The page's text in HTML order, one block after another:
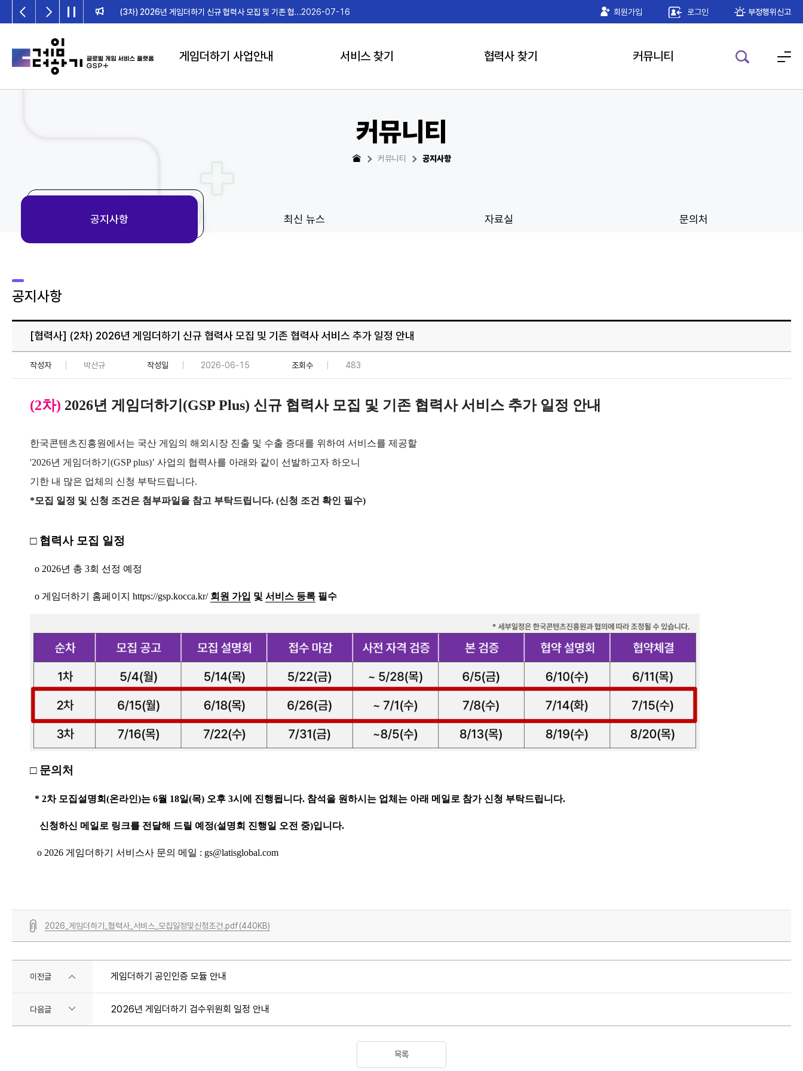
2026년 게임더하기 검수위원회 일정 안내 2026-07-15 게임더하기 공인인증 모듈 안내 2026-05-22
회원가입 로그인 부정행위신고
게임더하기 사업안내 서비스 찾기 협력사 찾기 커뮤니티
커뮤니티
커뮤니티 공지사항
공지사항 최신 뉴스 자료실 문의처
공지사항
[협력사] (2차) 2026년 게임더하기 신규 협력사 모집 및 기존 협력사 서비스 추가 일정 안내
작성자 박선규 작성일 2026-06-15 조회수 483
(2차) 2026년 게임더하기(GSP Plus) 신규 협력사 모집 및 기존 협력사 서비스 추가 일정 안내
한국콘텐츠진흥원에서는 국산 게임의 해외시장 진출 및 수출 증대를 위하여 서비스를 제공할
'2026년 게임더하기(GSP plus)’ 사업의 협력사를 아래와 같이 선발하고자 하오니
기한 내 많은 업체의 신청 부탁드립니다.
*모집 일정 및 신청 조건은 첨부파일을 참고 부탁드립니다. (신청 조건 확인 필수)
□ 협력사 모집 일정
o 2026년 총 3회 선정 예정
o 게임더하기 홈페이지 https://gsp.kocca.kr/ 회원 가입 및 서비스 등록 필수
□ 문의처
* 2차 모집설명회(온라인)는 6월 18일(목) 오후 3시에 진행됩니다. 참석을 원하시는 업체는 아래 메일로 참가 신청 부탁드립니다.
신청하신 메일로 링크를 전달해 드릴 예정(설명회 진행일 오전 중)입니다.
o 2026 게임더하기 서비스사 문의 메일 : gs@latisglobal.com
2026_게임더하기_협력사_서비스_모집일정및신청조건.pdf(440KB)
이전글 게임더하기 공인인증 모듈 안내
다음글 2026년 게임더하기 검수위원회 일정 안내
목록